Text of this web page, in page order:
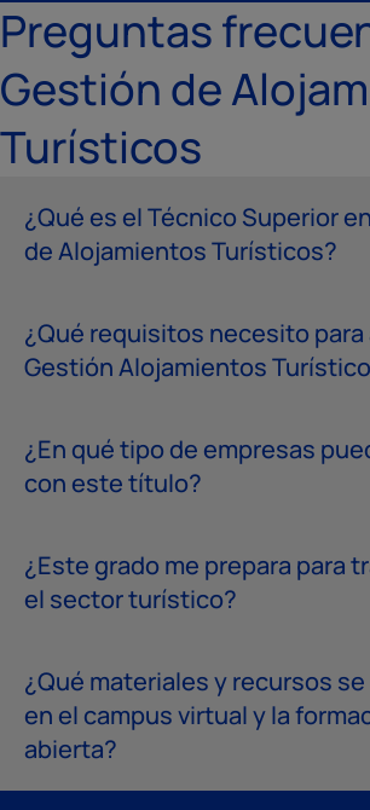
Preguntas
Gestión de
Turísticos
¿Qué es el Técnico Superior
de Alojamientos Turísticos?
¿Qué requisitos necesito para
Gestión Alojamientos
¿En qué tipo de empresas
con este título?
¿Este grado me prepara para
el sector turístico?
¿Qué materiales y recursos
en el campus virtual y la
abierta?